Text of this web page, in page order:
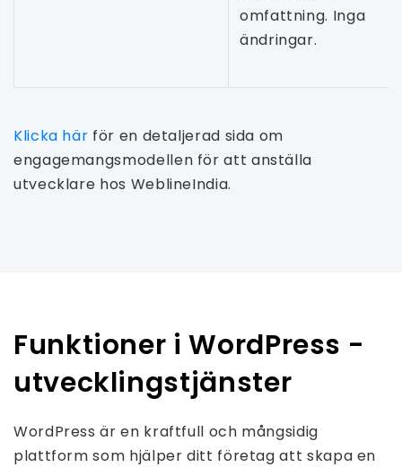
omfattning. Inga
ändringar.
Klicka här för en detaljerad sida om
engagemangsmodellen för att anställa
utvecklare hos WeblineIndia.
Funktioner i WordPress -
utvecklingstjänster
WordPress är en kraftfull och mångsidig
plattform som hjälper ditt företag att skapa en